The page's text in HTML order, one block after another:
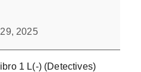
2025
1 L(-) (Detectives)